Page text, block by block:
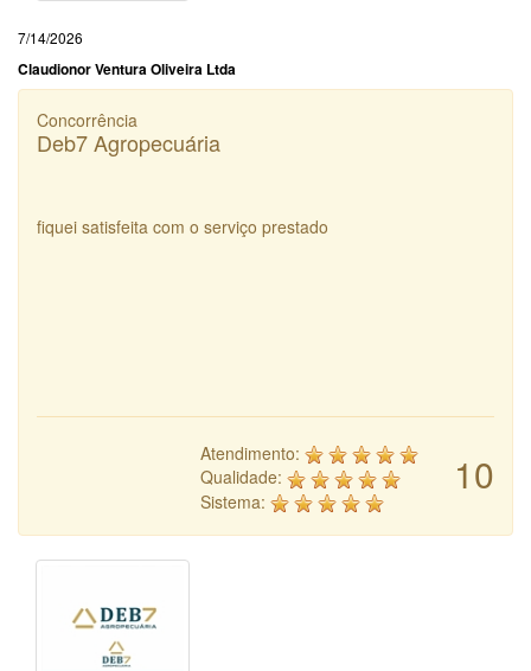
7/14/2026
Claudionor Ventura Oliveira Ltda
Concorrência
Deb7 Agropecuária
fiquei satisfeita com o serviço prestado
10
Atendimento:
Qualidade:
Sistema: